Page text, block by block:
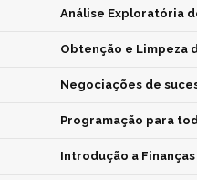
Análise Exploratória
Obtenção e Limpeza
Negociações de
Programação para
Introdução a Finanças